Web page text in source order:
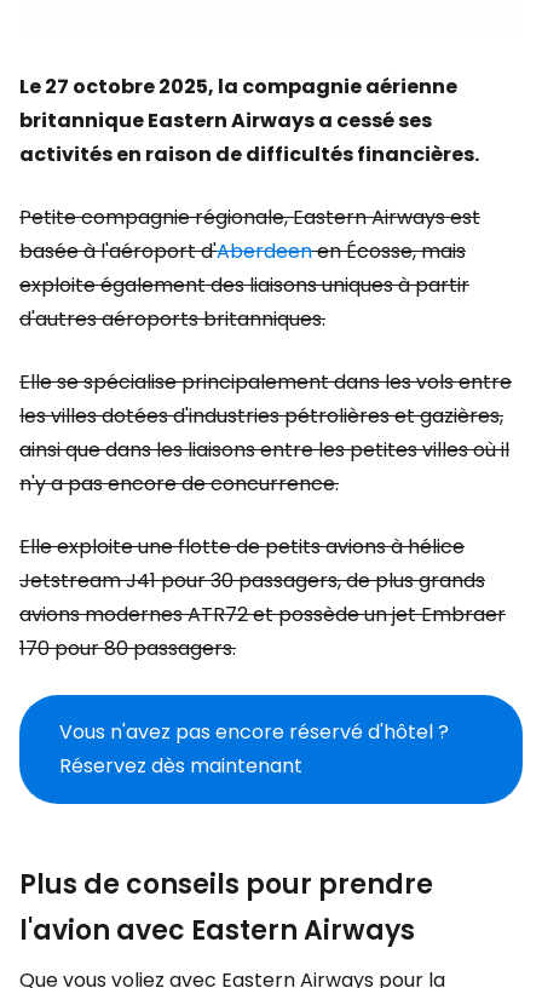
Le 27 octobre 2025, la compagnie aérienne
britannique Eastern Airways a cessé ses
activités en raison de difficultés financières.
Petite compagnie régionale, Eastern Airways est
basée à l'aéroport d'Aberdeenen Écosse, mais
exploite également des liaisons uniques à partir
d'autres aéroports britanniques.
Elle se spécialise principalement dans les vols entre
les villes dotées d'industries pétrolières et gazières,
ainsi que dans les liaisons entre les petites villes où il
n'y a pas encore de concurrence.
Elle exploite une flotte de petits avions à hélice
Jetstream J41 pour 30 passagers, de plus grands
avions modernes ATR72 et possède un jet Embraer
170 pour 80 passagers.
Vous n'avez pas encore réservé d'hôtel ?
Réservez dès maintenant
Plus de conseils pour prendre
l'avion avec Eastern Airways
Que vous voliez avec Eastern Airways pour la